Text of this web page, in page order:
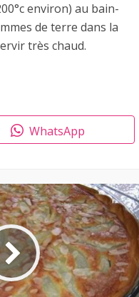
environ) au bain-
de terre dans la
très chaud.
WhatsApp